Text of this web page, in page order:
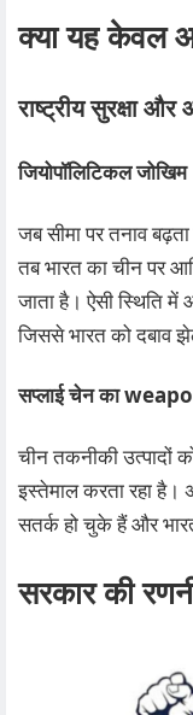
क्या यह केवल
राष्ट्रीय सुरक्षा
जियोपॉलिटिकल जोखिम
जब सीमा पर तनाव
तब भारत का चीन पर
जाता है। ऐसी स्थिति में
जिससे भारत को दबाव
सप्लाई चेन का
चीन तकनीकी उत्पादों
इस्तेमाल करता रहा
सतर्क हो चुके हैं और
सरकार की